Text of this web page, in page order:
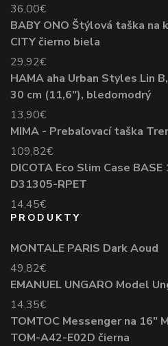
36,00€
BABY ONO Štýlová taška na
CITY čierno biela
29,92€
HAMA aha Urban Styles Lin
30 cm (11,6"), bledomodrý
13,90€
MIMA - Prebaľovací taška
109,82€
DICOTA Eco Slim Case
D31305-RPET
14,45€
PRODUKTY
MONTALE PARIS Dark Aoud
49,82€
EMANUEL UNGARO Model
14,35€
TOMTOC Messenger na 16"
TOM-A42-E02D čierna